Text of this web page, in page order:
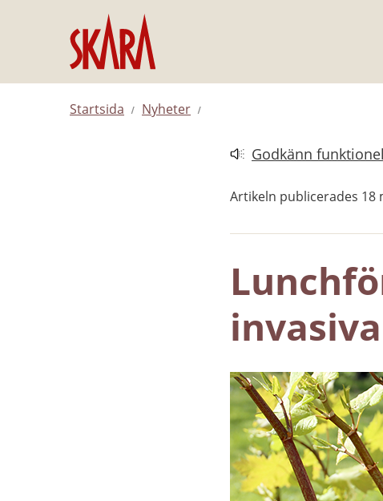
Hoppa till innehåll
Startsida Nyheter
Godkänn
Länk till annan
Artikeln publicerades 18